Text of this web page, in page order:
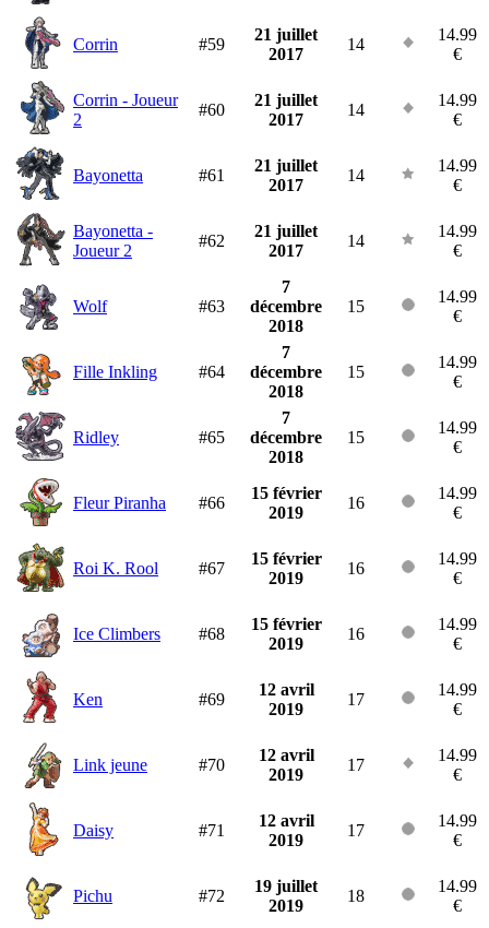
Corrin #59
21 juillet
2017
14
14.99
€
Corrin - Joueur
2
#60
21 juillet
2017
14
14.99
€
Bayonetta #61
21 juillet
2017
14
14.99
€
Bayonetta -
Joueur 2
#62
21 juillet
2017
14
14.99
€
Wolf #63
7
décembre
2018
15
14.99
€
Fille Inkling #64
7
décembre
2018
15
14.99
€
Ridley #65
7
décembre
2018
15
14.99
€
Fleur Piranha #66
15 février
2019
16
14.99
€
Roi K. Rool #67
15 février
2019
16
14.99
€
Ice Climbers #68
15 février
2019
16
14.99
€
Ken #69
12 avril
2019
17
14.99
€
Link jeune #70
12 avril
2019
17
14.99
€
Daisy #71
12 avril
2019
17
14.99
€
Pichu #72
19 juillet
2019
18
14.99
€